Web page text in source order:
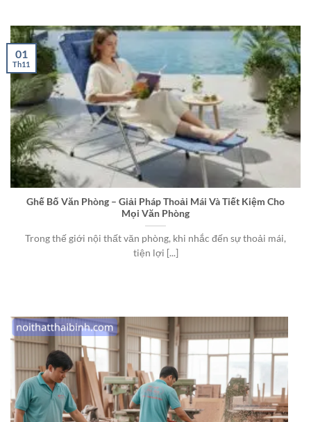
Ghế Bố Văn Phòng – Giải Pháp Thoải Mái Và Tiết Kiệm Cho
Mọi Văn Phòng
Trong thế giới nội thất văn phòng, khi nhắc đến sự thoải mái,
tiện lợi [...]
01
Th11